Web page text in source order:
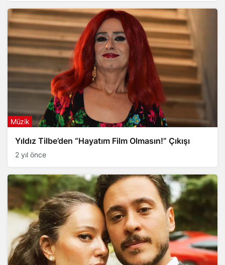
Yıldız Tilbe’den “Hayatım Film Olmasın!” Çıkışı
Müzik
2 yıl önce